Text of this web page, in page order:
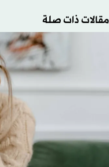
مقالات ذات صلة